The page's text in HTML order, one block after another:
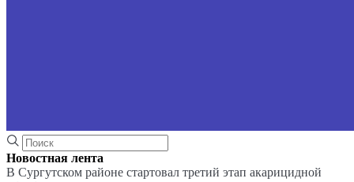
Новостная лента
В Сургутском районе стартовал третий этап акарицидной